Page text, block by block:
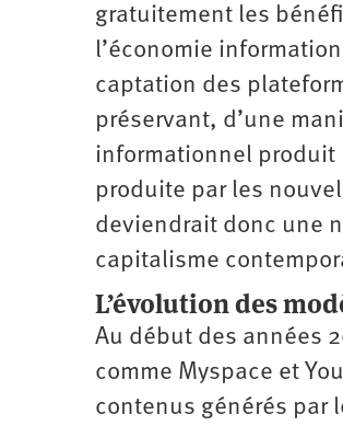
gratuitement les
l’économie
captation des
préservant, d’une
informationnel produit
produite par les
deviendrait donc une
capitalisme
L’évolution des
Au début des années
comme Myspace et
contenus générés par